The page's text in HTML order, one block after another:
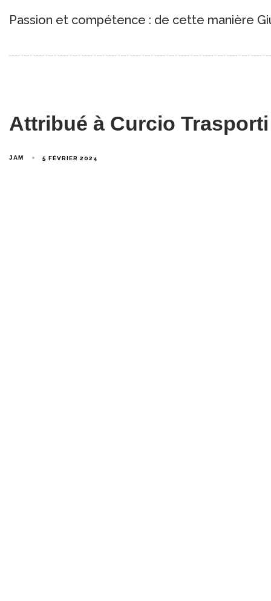
Passion et compétence : de cette manière
Attribué à Curcio
JAM 5 FÉVRIER 2024